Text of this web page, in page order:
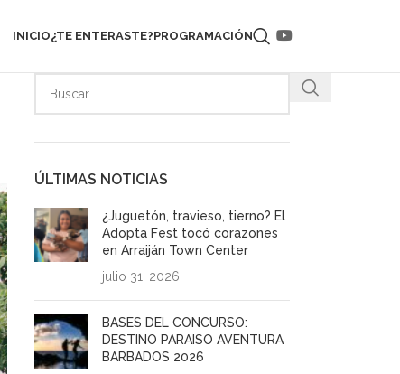
INICIO¿TE ENTERASTE?PROGRAMACIÓN
ÚLTIMAS NOTICIAS
¿Juguetón, travieso, tierno? El
Adopta Fest tocó corazones
en Arraiján Town Center
julio 31, 2026
BASES DEL CONCURSO:
DESTINO PARAISO AVENTURA
BARBADOS 2026